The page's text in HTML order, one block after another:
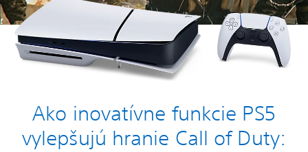
Ako inovatívne funkcie PS5
vylepšujú hranie Call of Duty: